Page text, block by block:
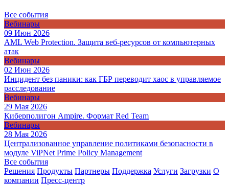
Все события
Вебинары
09 Июн 2026
AML Web Protection. Защита веб-ресурсов от компьютерных
атак
Вебинары
02 Июн 2026
Инцидент без паники: как ГБР переводит хаос в управляемое
расследование
Вебинары
29 Мая 2026
Киберполигон Ampire. Формат Red Team
Вебинары
28 Мая 2026
Централизованное управление политиками безопасности в
модуле ViPNet Prime Policy Management
Все события
Решения Продукты Партнeры Поддержка Услуги Загрузки О
компании Пресс-центр